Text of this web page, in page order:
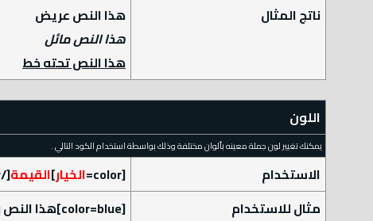
ناتج المثال
هذا النص عريض
هذا النص مائل
هذا النص تحته خط
اللون
يمكنك تغيير لون جملة معينه بألوان مختلفة وذلك بواسطة استخدام الكود التالي .
الاستخدام [color= الخيار]القيمة[/color]
مثال للاستخدام
[color=blue]هذا النص باللون الأزرق[/color]